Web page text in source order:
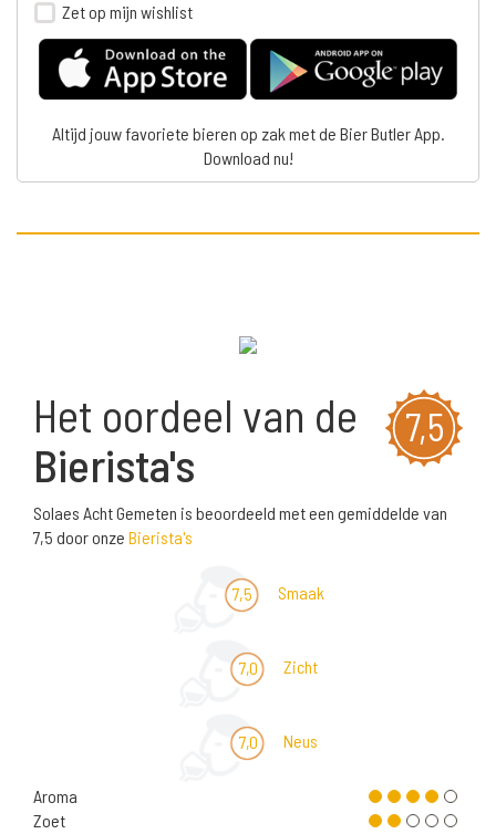
Zet op mijn wishlist
Altijd jouw favoriete bieren op zak met de Bier Butler App.
Download nu!
7,5
Het oordeel van de
Bierista's
Solaes Acht Gemeten is beoordeeld met een gemiddelde van
7,5 door onze Bierista's
7,5 Smaak
7,0 Zicht
7,0 Neus
Aroma
Zoet